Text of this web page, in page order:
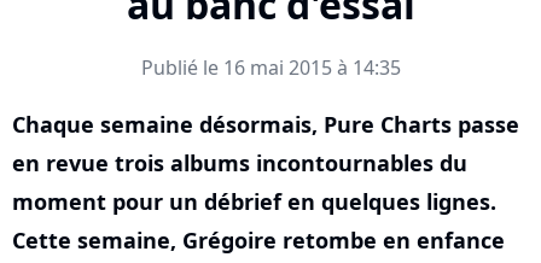
Publié le 16 mai 2015 à 14:35
Chaque semaine désormais, Pure Charts passe
en revue trois albums incontournables du
moment pour un débrief en quelques lignes.
Cette semaine, Grégoire retombe en enfance